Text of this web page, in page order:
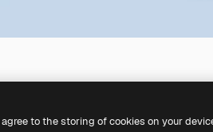
to the storing of cookies on your